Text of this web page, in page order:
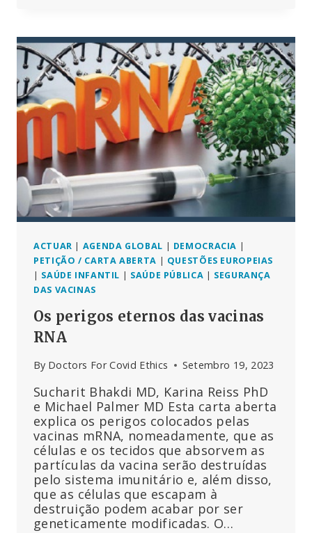
PORQUE
É
QUE
AS
TAXAS
DE
NATALIDADE
SUECAS
ESTÃO
A
CAIR
A
PIQUE?
ACTUAR | AGENDA GLOBAL | DEMOCRACIA |
PETIÇÃO / CARTA ABERTA | QUESTÕES EUROPEIAS
| SAÚDE INFANTIL | SAÚDE PÚBLICA | SEGURANÇA
DAS VACINAS
Os perigos eternos das vacinas
RNA
By Doctors For Covid Ethics Setembro 19, 2023
Sucharit Bhakdi MD, Karina Reiss PhD
e Michael Palmer MD Esta carta aberta
explica os perigos colocados pelas
vacinas mRNA, nomeadamente, que as
células e os tecidos que absorvem as
partículas da vacina serão destruídas
pelo sistema imunitário e, além disso,
que as células que escapam à
destruição podem acabar por ser
geneticamente modificadas. O…